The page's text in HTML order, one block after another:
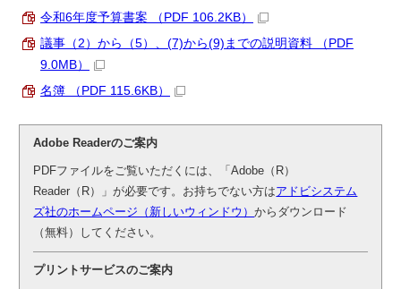
令和6年度予算書案 （PDF 106.2KB）
議事（2）から（5）、(7)から(9)までの説明資料 （PDF
9.0MB）
名簿 （PDF 115.6KB）
Adobe Readerのご案内
PDFファイルをご覧いただくには、「Adobe（R）
Reader（R）」が必要です。お持ちでない方はアドビシステム
ズ社のホームページ（新しいウィンドウ）からダウンロード
（無料）してください。
プリントサービスのご案内